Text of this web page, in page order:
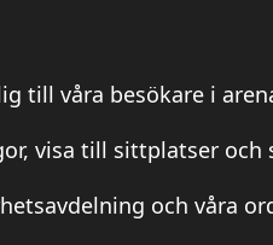
till våra besökare i
visa till sittplatser
och våra